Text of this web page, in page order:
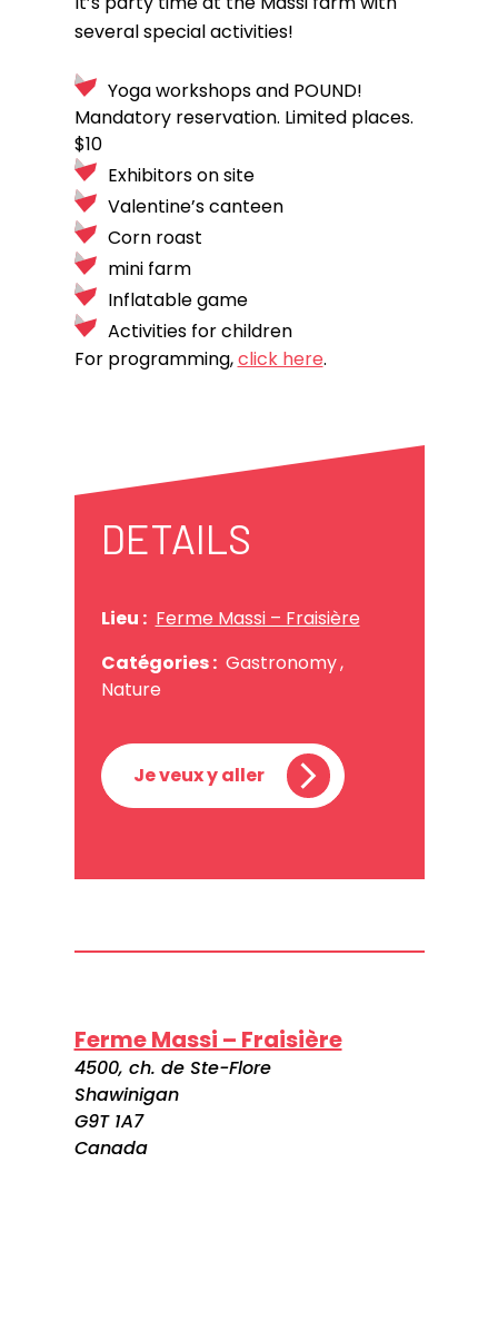
several special activities!
Yoga workshops and POUND!
Mandatory reservation. Limited places.
$10
Exhibitors on site
Valentine’s canteen
Corn roast
mini farm
Inflatable game
Activities for children
For programming,click here.
DETAILS
Lieu : Ferme Massi – Fraisière
Catégories : Gastronomy,
Nature
Je veux y aller
Ferme Massi – Fraisière
4500, ch. de Ste-Flore
Shawinigan
G9T 1A7
Canada